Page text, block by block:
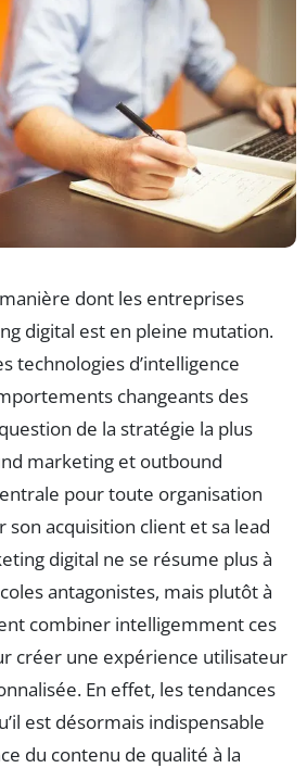
manière dont les entreprises
digital est en pleine mutation.
technologies d’intelligence
changeants des
de la stratégie la plus
marketing et outbound
pour toute organisation
acquisition client et sa lead
digital ne se résume plus à
antagonistes, mais plutôt à
combiner intelligemment ces
créer une expérience utilisateur
En effet, les tendances
est désormais indispensable
du contenu de qualité à la